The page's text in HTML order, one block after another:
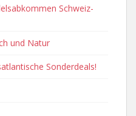
Schweiz-
und Natur
Sonderdeals!